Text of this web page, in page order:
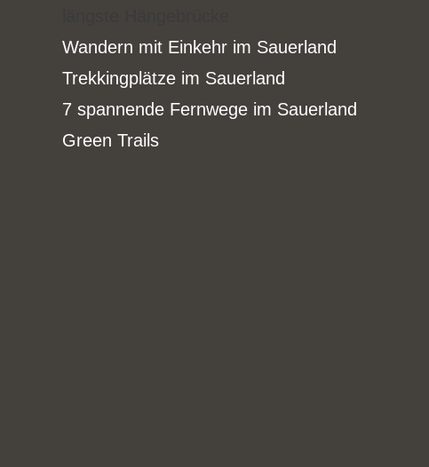
Wandern mit Einkehr im Sauerland
Trekkingplätze im Sauerland
7 spannende Fernwege im Sauerland
Green Trails